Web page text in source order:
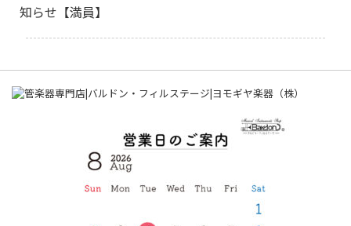
知らせ【満員】